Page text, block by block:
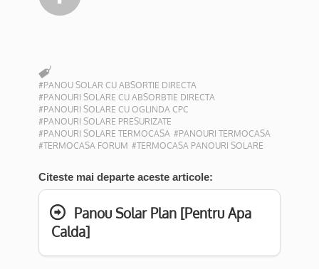
#PANOU SOLAR CU ABSORTIE DIRECTA
#PANOURI SOLARE CU ABSORBTIE DIRECTA
#PANOURI SOLARE CU OGLINDA CPC
#PANOURI SOLARE PRESURIZATE
#PANOURI SOLARE TERMOCASA #PANOURI TERMOCASA
#TERMOCASA FORUM #TERMOCASA PANOURI SOLARE
Citeste mai departe aceste articole:
Panou Solar Plan [Pentru Apa
Calda]